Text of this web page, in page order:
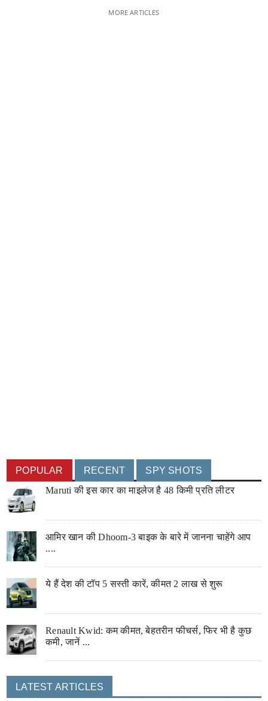
MORE ARTICLES
POPULAR RECENT
SPY SHOTS
Maruti की इस कार का माइलेज है 48 किमी प्रति लीटर
आमिर खान की Dhoom-3 बाइक के बारे में जानना चाहेंगे आप
....
ये हैं देश की टॉप 5 सस्ती कारें, कीमत 2 लाख से शुरू
Renault Kwid: कम कीमत, बेहतरीन फीचर्स, फिर भी है कुछ
कमी, जानें ...
LATEST ARTICLES